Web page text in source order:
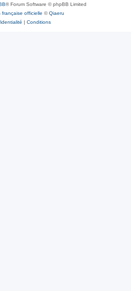
® Forum Software © phpBB Limited
française officielle ©Qiaeru
| Conditions